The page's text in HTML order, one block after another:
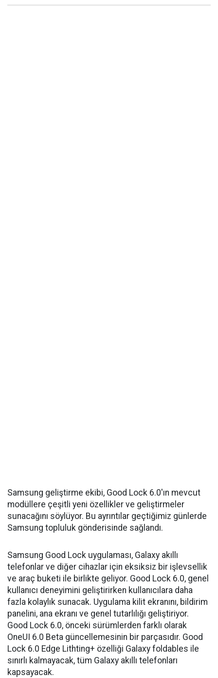
Samsung geliştirme ekibi, Good Lock 6.0'ın mevcut
modüllere çeşitli yeni özellikler ve geliştirmeler
sunacağını söylüyor. Bu ayrıntılar geçtiğimiz günlerde
Samsung topluluk gönderisinde sağlandı.
Samsung Good Lock uygulaması, Galaxy akıllı
telefonlar ve diğer cihazlar için eksiksiz bir işlevsellik
ve araç buketi ile birlikte geliyor. Good Lock 6.0, genel
kullanıcı deneyimini geliştirirken kullanıcılara daha
fazla kolaylık sunacak. Uygulama kilit ekranını, bildirim
panelini, ana ekranı ve genel tutarlılığı geliştiriyor.
Good Lock 6.0, önceki sürümlerden farklı olarak
OneUI 6.0 Beta güncellemesinin bir parçasıdır. Good
Lock 6.0 Edge Lithting+ özelliği Galaxy foldables ile
sınırlı kalmayacak, tüm Galaxy akıllı telefonları
kapsayacak.